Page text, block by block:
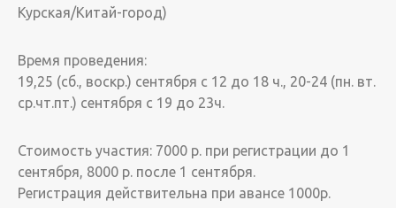
Курская/Китай-город)
Время проведения:
19,25 (сб., воскр.) сентября с 12 до 18 ч., 20-24 (пн. вт.
ср.чт.пт.) сентября с 19 до 23ч.
Стоимость участия: 7000 р. при регистрации до 1
сентября, 8000 р. после 1 сентября.
Регистрация действительна при авансе 1000р.